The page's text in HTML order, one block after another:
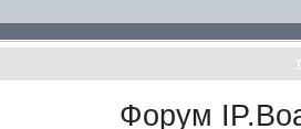
Форум